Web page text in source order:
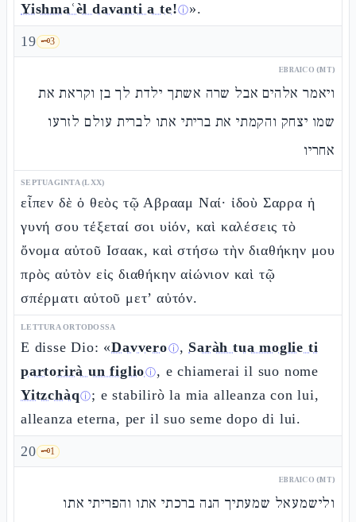
Yishmaʿèl davanti a te!ⓘ».
19 🗝️3
EBRAICO (MT)
ויאמר אלהים אבל שרה אשתך ילדת לך בן וקראת את
שמו יצחק והקמתי את בריתי אתו לברית עולם לזרעו
אחריו
SEPTUAGINTA (LXX)
εἶπεν δὲ ὁ θεὸς τῷ Αβρααμ Ναί· ἰδοὺ Σαρρα ἡ
γυνή σου τέξεταί σοι υἱόν, καὶ καλέσεις τὸ
ὄνομα αὐτοῦ Ισαακ, καὶ στήσω τὴν διαθήκην μου
πρὸς αὐτὸν εἰς διαθήκην αἰώνιον καὶ τῷ
σπέρματι αὐτοῦ μετ’ αὐτόν.
LETTURA ORTODOSSA
E disse Dio: «Davveroⓘ, Saràh tua moglie ti
partorirà un figlioⓘ, e chiamerai il suo nome
Yitzchàqⓘ; e stabilirò la mia alleanza con lui,
alleanza eterna, per il suo seme dopo di lui.
20 🗝️1
EBRAICO (MT)
ולישמעאל שמעתיך הנה ברכתי אתו והפריתי אתו